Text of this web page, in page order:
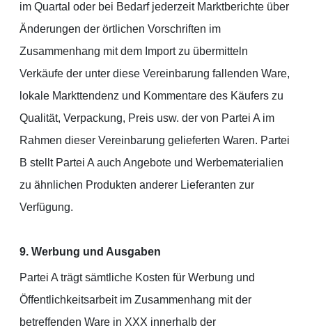
im Quartal oder bei Bedarf jederzeit Marktberichte über
Änderungen der örtlichen Vorschriften im
Zusammenhang mit dem Import zu übermitteln
Verkäufe der unter diese Vereinbarung fallenden Ware,
lokale Markttendenz und Kommentare des Käufers zu
Qualität, Verpackung, Preis usw. der von Partei A im
Rahmen dieser Vereinbarung gelieferten Waren. Partei
B stellt Partei A auch Angebote und Werbematerialien
zu ähnlichen Produkten anderer Lieferanten zur
Verfügung.
9. Werbung und Ausgaben
Partei A trägt sämtliche Kosten für Werbung und
Öffentlichkeitsarbeit im Zusammenhang mit der
betreffenden Ware in XXX innerhalb der